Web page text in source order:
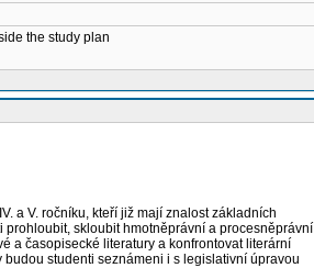
the study plan
a V. ročníku, kteří již mají znalost základních
skloubit hmotněprávní a procesněprávní
a časopisecké literatury a konfrontovat literární
studenti seznámeni i s legislativní úpravou